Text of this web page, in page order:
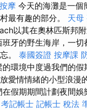
摩 今天的海灘是一個
最有趣的部分。 天母
以其在奧林匹斯邦
牙的野生海岸，一切
。 泰國簽證 按摩課
環境中度過我們的假
愛情情緒的小型浪漫
在假期期間計劃夜間娛
考記帳士 記帳士 稅法